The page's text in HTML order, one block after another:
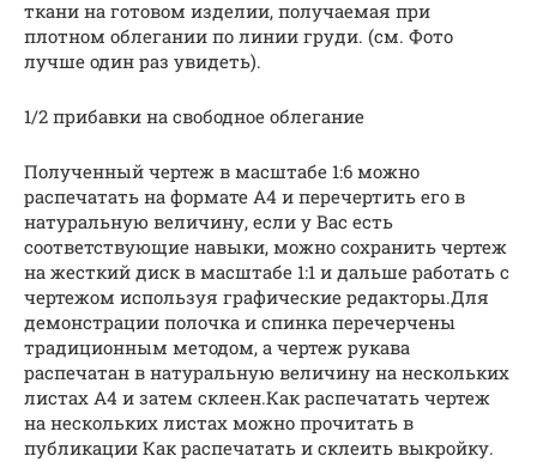
ткани на готовом изделии, получаемая при
плотном облегании по линии груди. (см. Фото
лучше один раз увидеть).
1/2 прибавки на свободное облегание
Полученный чертеж в масштабе 1:6 можно
распечатать на формате А4 и перечертить его в
натуральную величину, если у Вас есть
соответствующие навыки, можно сохранить чертеж
на жесткий диск в масштабе 1:1 и дальше работать с
чертежом используя графические редакторы.Для
демонстрации полочка и спинка перечерчены
традиционным методом, а чертеж рукава
распечатан в натуральную величину на нескольких
листах А4 и затем склеен.Как распечатать чертеж
на нескольких листах можно прочитать в
публикации Как распечатать и склеить выкройку.